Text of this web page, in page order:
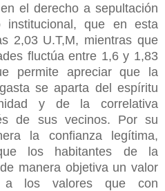
el derecho a sepultación
que en esta
2,03 U.T,M, mientras que
fluctúa entre 1,6 y 1,83
permite apreciar que la
se aparta del espíritu
y de la correlativa
de sus vecinos. Por su
la confianza legítima,
los habitantes de la
manera objetiva un valor
a los valores que con